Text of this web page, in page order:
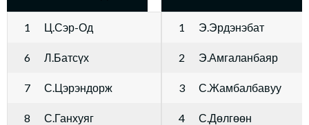
1 Ц.Сэр-Од
6 Л.Батсүх
7 С.Цэрэндорж
8 С.Ганхуяг
1 Э.Эрдэнэбат
2 Э.Амгаланбаяр
3 С.Жамбалбавуу
4 С.Дөлгөөн